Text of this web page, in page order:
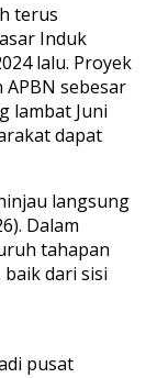
terus
Induk
lalu. Proyek
sebesar
lambat Juni
dapat
langsung
Dalam
tahapan
dari sisi
pusat